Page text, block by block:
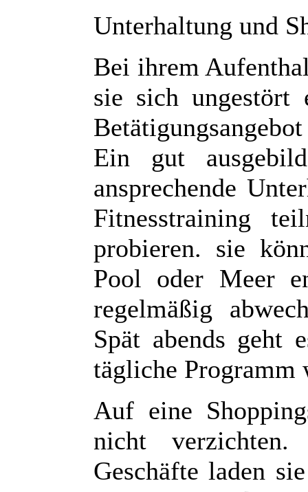
Unterhaltung und
Bei ihrem
sie sich ungestört
Ein gut
ansprechende
Fitnesstraining
probieren. sie
Pool oder Meer
regelmäßig
Spät abends geht
tägliche Programm
Auf eine
nicht
Geschäfte laden